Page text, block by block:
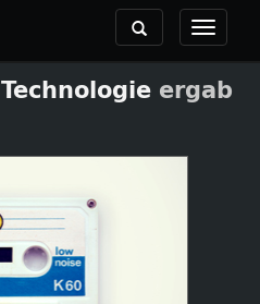
Toggle
Toggle
navigation
Technologie ergab